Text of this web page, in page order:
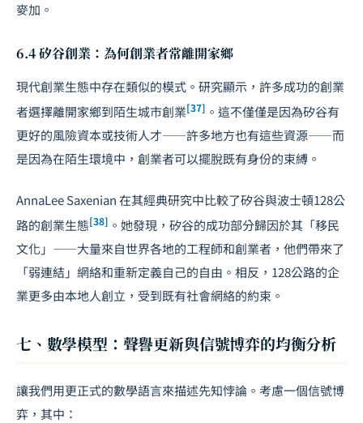
麥加。
6.4 矽谷創業：為何創業者常離開家鄉
現代創業生態中存在類似的模式。研究顯示，許多成功的創業
者選擇離開家鄉到陌生城市創業[37] 。這不僅僅是因為矽谷有
更好的風險資本或技術人才——許多地方也有這些資源——而
是因為在陌生環境中，創業者可以擺脫既有身份的束縛。
AnnaLee Saxenian 在其經典研究中比較了矽谷與波士頓128公
路的創業生態[38] 。她發現，矽谷的成功部分歸因於其「移民
文化」——大量來自世界各地的工程師和創業者，他們帶來了
「弱連結」網絡和重新定義自己的自由。相反，128公路的企
業更多由本地人創立，受到既有社會網絡的約束。
七、數學模型：聲譽更新與信號博弈的均衡分析
讓我們用更正式的數學語言來描述先知悖論。考慮一個信號博
弈，其中：